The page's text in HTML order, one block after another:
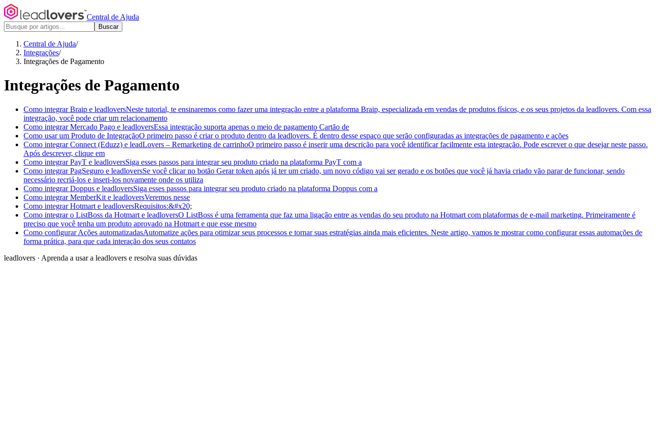
Central de Ajuda
Buscar
Central de Ajuda/
Integrações/
Integrações de Pagamento
Integrações de Pagamento
Como integrar Braip e leadloversNeste tutorial, te ensinaremos como fazer uma integração entre a plataforma Braip, especializada em vendas de produtos físicos, e os seus projetos da leadlovers. Com essa
integração, você pode criar um relacionamento
Como integrar Mercado Pago e leadloversEssa integração suporta apenas o meio de pagamento Cartão de
Como usar um Produto de IntegraçãoO primeiro passo é criar o produto dentro da leadlovers. É dentro desse espaço que serão configuradas as integrações de pagamento e ações
Como integrar Connect (Eduzz) e leadLovers – Remarketing de carrinhoO primeiro passo é inserir uma descrição para você identificar facilmente esta integração. Pode escrever o que desejar neste passo.
Após descrever, clique em
Como integrar PayT e leadloversSiga esses passos para integrar seu produto criado na plataforma PayT com a
Como integrar PagSeguro e leadloversSe você clicar no botão Gerar token após já ter um criado, um novo código vai ser gerado e os botões que você já havia criado vão parar de funcionar, sendo
necessário recriá-los e inseri-los novamente onde os utiliza
Como integrar Doppus e leadloversSiga esses passos para integrar seu produto criado na plataforma Doppus com a
Como integrar MemberKit e leadloversVeremos nesse
Como integrar Hotmart e leadloversRequisitos:&#x20;
Como integrar o ListBoss da Hotmart e leadloversO ListBoss é uma ferramenta que faz uma ligação entre as vendas do seu produto na Hotmart com plataformas de e-mail marketing. Primeiramente é
preciso que você tenha um produto aprovado na Hotmart e que esse mesmo
Como configurar Ações automatizadasAutomatize ações para otimizar seus processos e tornar suas estratégias ainda mais eficientes. Neste artigo, vamos te mostrar como configurar essas automações de
forma prática, para que cada interação dos seus contatos
leadlovers · Aprenda a usar a leadlovers e resolva suas dúvidas